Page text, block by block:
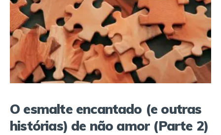
O esmalte encantado (e outras
histórias) de não amor (Parte 2)